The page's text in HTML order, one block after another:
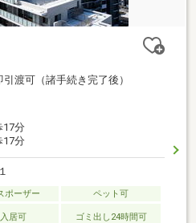
引渡可（諸手続き完了後）
17分
17分
ポーザー
ペット可
居可 ゴミ出し24時間可